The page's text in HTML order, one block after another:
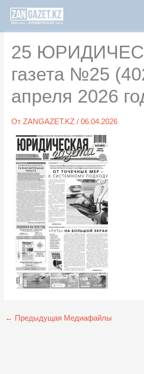
Перейти
содержимому
25
газета №25
апреля 2026
ОтZANGAZET.KZ/06.04.2026
← Предыдущая Медиафайлы